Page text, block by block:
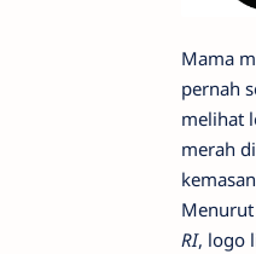
Mama
pernah
melihat
merah
Menurut
RI, logo